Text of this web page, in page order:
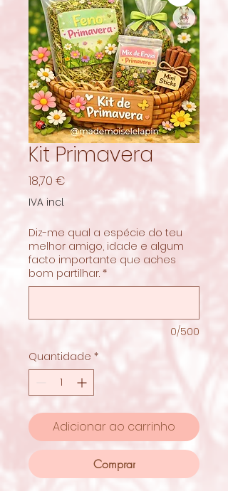
Kit Primavera
18,70 € Preço
IVA incl.
Diz-me qual a espécie do teu
melhor amigo, idade e algum
facto importante que aches
bom partilhar. *
0/500
Quantidade *
Adicionar ao carrinho
Comprar